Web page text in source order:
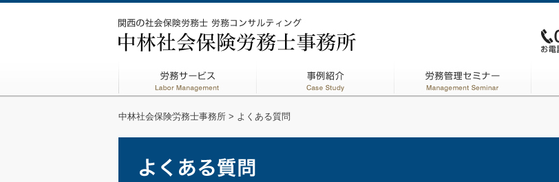
中林社会保険労務士事務所 > よくある質問